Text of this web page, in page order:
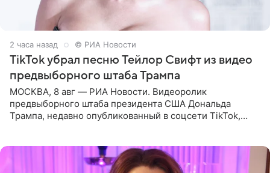
2 часа назад © РИА Новости
TikTok убрал песню Тейлор Свифт из видео
предвыборного штаба Трампа
МОСКВА, 8 авг — РИА Новости. Видеоролик
предвыборного штаба президента США Дональда
Трампа, недавно опубликованный в соцсети TikTok,